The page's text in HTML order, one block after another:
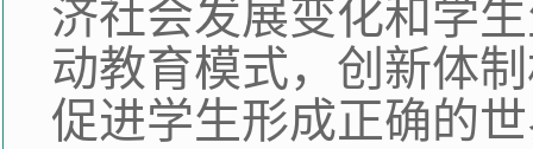
济社会发展变化和学
动教育模式，创新体
促进学生形成正确的